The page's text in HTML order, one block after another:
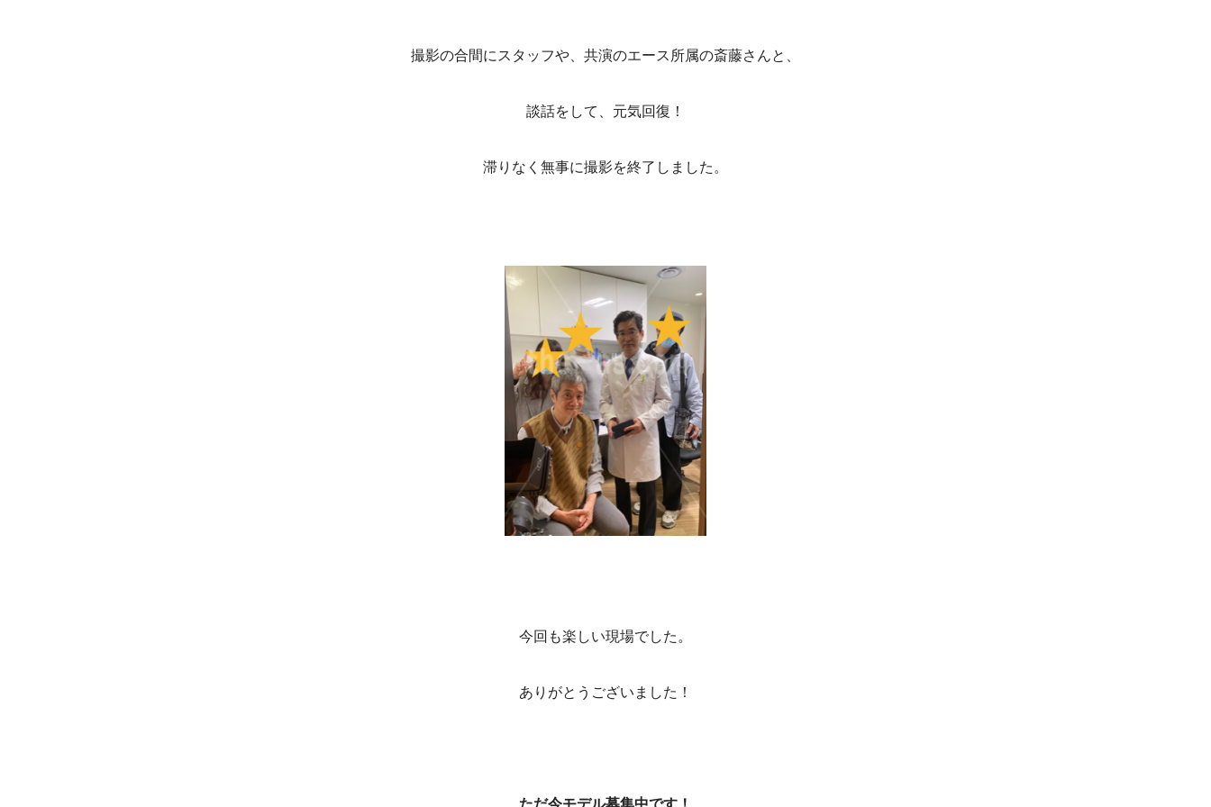
撮影の合間にスタッフや、共演のエース所属の斎藤さんと、
談話をして、元気回復！
滞りなく無事に撮影を終了しました。
今回も楽しい現場でした。
ありがとうございました！